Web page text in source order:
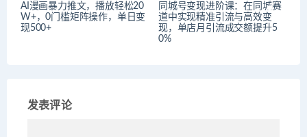
AI漫画暴力推文，播放轻松20
W+，0门槛矩阵操作，单日变
现500+
同城号变现进阶课：在同城赛
道中实现精准引流与高效变
现，单店月引流成交额提升5
0%
发表评论